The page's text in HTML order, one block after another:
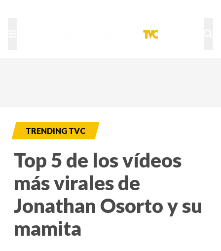
TRENDING TVC
Top 5 de los vídeos
más virales de
Jonathan Osorto y su
mamita